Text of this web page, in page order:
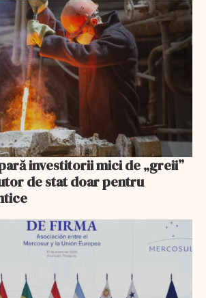
investitorii mici de „greii”
de stat doar pentru